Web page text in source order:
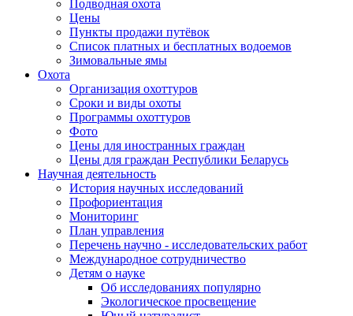
Подводная охота
Цены
Пункты продажи путёвок
Список платных и бесплатных водоемов
Зимовальные ямы
Охота
Организация охоттуров
Сроки и виды охоты
Программы охоттуров
Фото
Цены для иностранных граждан
Цены для граждан Республики Беларусь
Научная деятельность
История научных исследований
Профориентация
Мониторинг
План управления
Перечень научно - исследовательских работ
Международное сотрудничество
Детям о науке
Об исследованиях популярно
Экологическое просвещение